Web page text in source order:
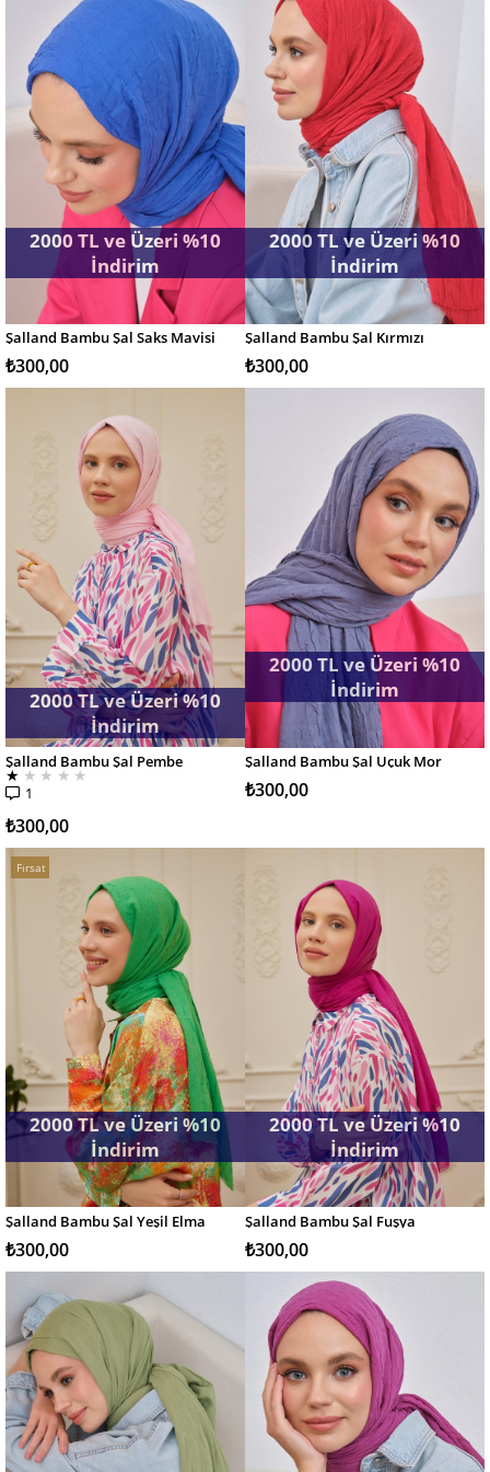
SEPETE EKLE
Şalland Bambu Şal Saks Mavisi
2000 TL ve Üzeri %10
İndirim
₺300,00
SEPETE EKLE
Ürünü
Şalland Bambu Şal Kırmızı
2000 TL ve Üzeri %10
İndirim
₺300,00
SEPETE EKLE
Şalland Bambu Şal Pembe
★ ★ ★ ★ ★
1
2000 TL ve Üzeri %10
İndirim
₺300,00
SEPETE EKLE
Şalland Bambu Şal Uçuk Mor
2000 TL ve Üzeri %10
İndirim
₺300,00
SEPETE EKLE
Fırsat
Şalland Bambu Şal Yeşil Elma
2000 TL ve Üzeri %10
İndirim
₺300,00
SEPETE EKLE
Şalland Bambu Şal Fuşya
2000 TL ve Üzeri %10
İndirim
₺300,00